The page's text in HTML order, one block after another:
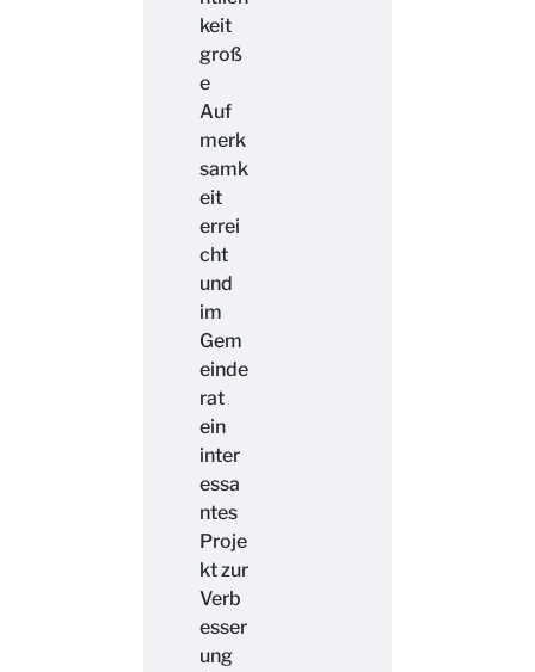
keit
groß
e
Auf
merk
samk
eit
errei
cht
und
im
Gem
einde
rat
ein
inter
essa
ntes
Proje
kt zur
Verb
esser
ung